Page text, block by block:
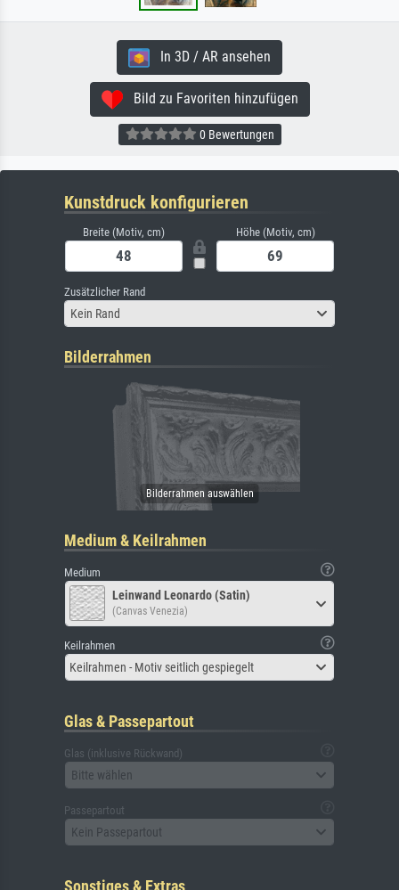
In 3D / AR ansehen
Bild zu Favoriten hinzufügen
0 Bewertungen
Kunstdruck konfigurieren
Breite (Motiv, cm) Höhe (Motiv, cm)
Zusätzlicher Rand
Kein Rand
Bilderrahmen
Medium & Keilrahmen
Medium
Leinwand Leonardo (Satin)
(Canvas Venezia)
Keilrahmen
Keilrahmen - Motiv seitlich gespiegelt
Glas & Passepartout
Glas (inklusive Rückwand)
Bitte wählen
Passepartout
Kein Passepartout